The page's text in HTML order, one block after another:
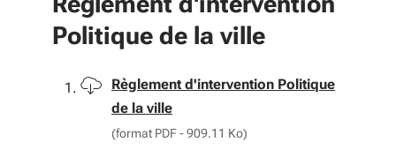
Politique de la ville
Télécharger
Règlement d'intervention Politique
de la ville
(format PDF - 909.11 Ko)